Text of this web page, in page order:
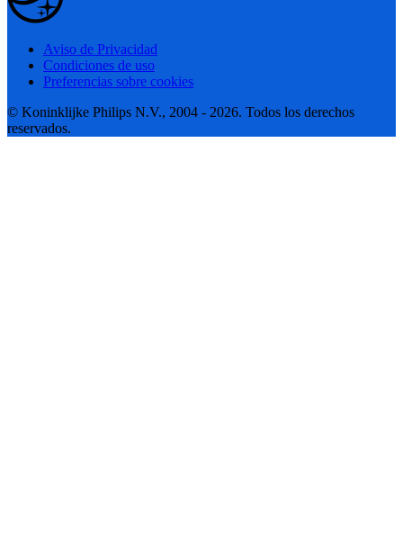
Aviso de Privacidad
Condiciones de uso
Preferencias sobre cookies
© Koninklijke Philips N.V., 2004 - 2026. Todos los derechos
reservados.